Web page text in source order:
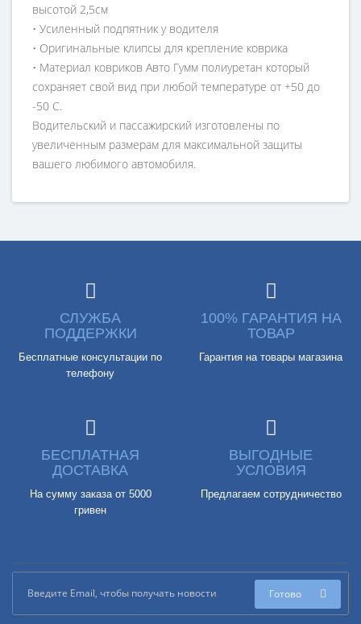
высотой 2,5см
• Усиленный подпятник у водителя
• Оригинальные клипсы для крепление коврика
• Материал ковриков Авто Гумм полиуретан который
сохраняет свой вид при любой температуре от +50 до
-50 С.
Водительский и пассажирский изготовлены по
увеличенным размерам для максимальной защиты
вашего любимого автомобиля.
СЛУЖБА
ПОДДЕРЖКИ
Бесплатные консультации по
телефону
100% ГАРАНТИЯ НА
ТОВАР
Гарантия на товары магазина
БЕСПЛАТНАЯ
ДОСТАВКА
На сумму заказа от 5000
гривен
ВЫГОДНЫЕ
УСЛОВИЯ
Предлагаем сотрудничество
Готово